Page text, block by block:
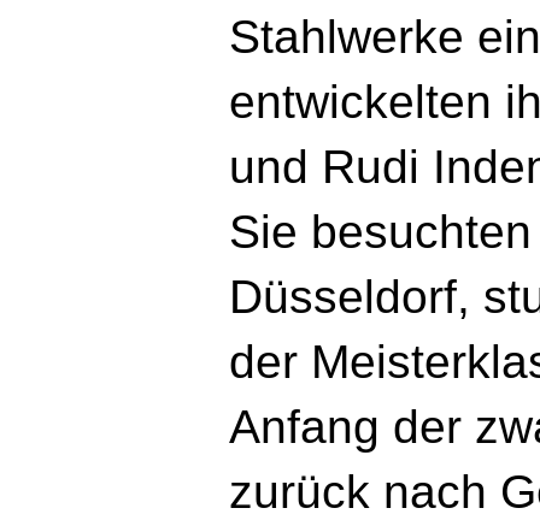
Stahlwerke
entwickelten
und Rudi
Sie
Düsseldorf,
der
Anfang der
zurück nach